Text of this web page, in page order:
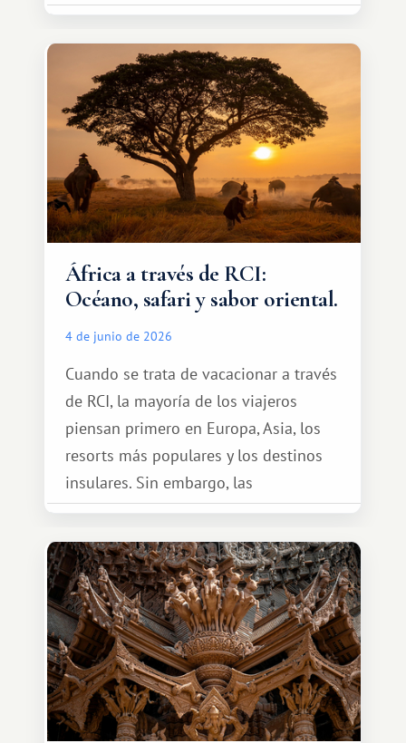
espacio para dos y ganas de hacer algo
especial por tu pareja. No tiene por
qué ser algo grandioso, pero sí algo
cálido y memorable.
África a través de RCI:
Océano, safari y sabor oriental.
4 de junio de 2026
Cuando se trata de vacacionar a través
de RCI, la mayoría de los viajeros
piensan primero en Europa, Asia, los
resorts más populares y los destinos
insulares. Sin embargo, las
oportunidades que ofrece el sistema
de intercambio son mucho más
amplias. Entre ellas se encuentra
África, un continente que ofrece una
experiencia de viaje completamente
diferente.